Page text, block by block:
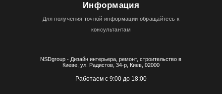
NSDgroup - Дизайн интерьера, ремонт, строительство в
Киеве, ул. Радистов, 34-р, Киев, 02000
Работаем с 9:00 до 18:00
Информация
Для получения точной информации обращайтесь к
консультантам